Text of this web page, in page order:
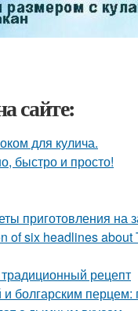
сайте:
для кулича.
быстро и просто!
приготовления на
of six headlines
рецепт
болгарским перцем: